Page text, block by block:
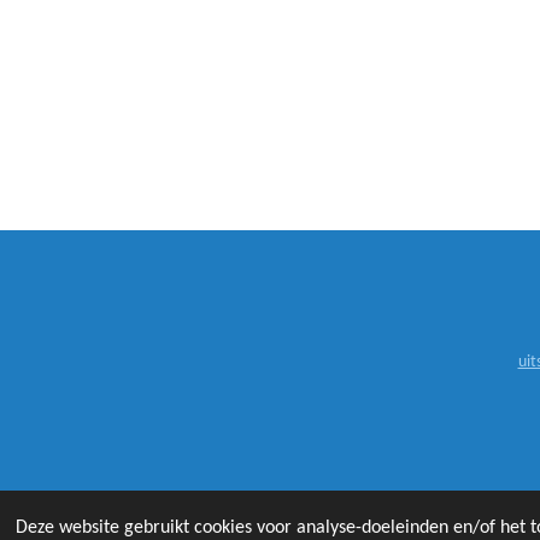
Deze website gebruikt cookies voor analyse-doeleinden en/of